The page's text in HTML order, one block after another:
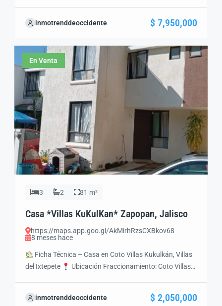
con excelente conectividad y oferta comercial, cultural y
Características Generales Terreno: 267 m²
Construcción: 244 m² Frente: […]
inmotrenddeoccidente $ 7,950,000
En Venta
3 2 81 m²
Casa *Villas KuKulKan* Zapopan, Jalisco
https://maps.app.goo.gl/AkMirhRzsCXBkov68
8 meses hace
Ficha Técnica – Casa en Coto Villas Kukulkán, Villas
del Ixtepete
Ubicación Fraccionamiento: Coto Villas
Guadalajara Clave interna: INM0110
Características
inmotrenddeoccidente $ 2,050,000